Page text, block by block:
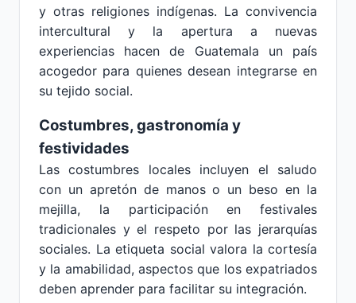
y otras religiones indígenas. La convivencia
intercultural y la apertura a nuevas
experiencias hacen de Guatemala un país
acogedor para quienes desean integrarse en
su tejido social.
Costumbres, gastronomía y
festividades
Las costumbres locales incluyen el saludo
con un apretón de manos o un beso en la
mejilla, la participación en festivales
tradicionales y el respeto por las jerarquías
sociales. La etiqueta social valora la cortesía
y la amabilidad, aspectos que los expatriados
deben aprender para facilitar su integración.